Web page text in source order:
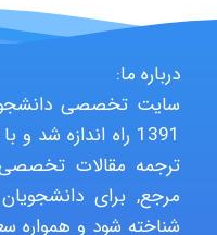
درباره ما:
سایت تخصصی
1391 راه اندازه
ترجمه مقالات
مرجع, برای
شناخته شود و همواره